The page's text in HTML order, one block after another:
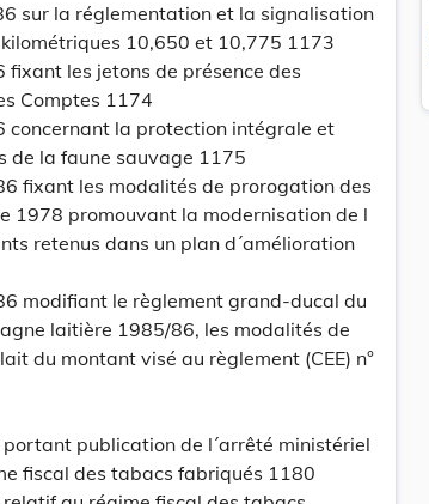
sur la réglementation et la signalisation
10,650 et 10,775 1173
les jetons de présence des
Comptes 1174
la protection intégrale et
de la faune sauvage 1175
fixant les modalités de prorogation des
1978 promouvant la modernisation de l
retenus dans un plan d´amélioration
modifiant le règlement grand-ducal du
laitière 1985/86, les modalités de
du montant visé au règlement (CEE) n°
publication de l´arrêté ministériel
fiscal des tabacs fabriqués 1180